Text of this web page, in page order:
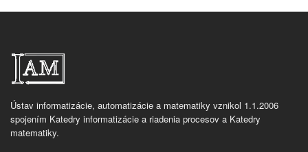
Ústav informatizácie, automatizácie a matematiky vznikol 1.1.2006
spojením Katedry informatizácie a riadenia procesov a Katedry
matematiky.